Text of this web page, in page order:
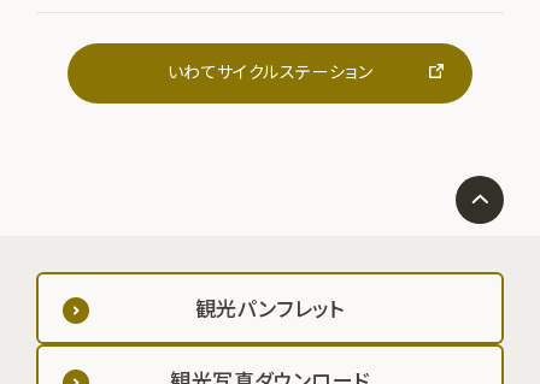
いわてサイクルステーション
観光パンフレット